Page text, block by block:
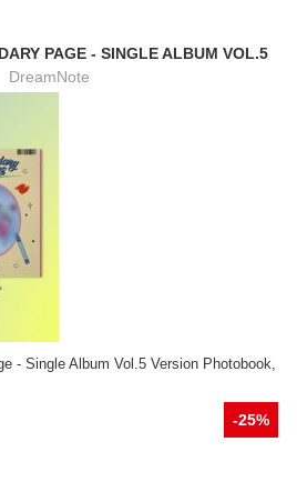
PAGE - SINGLE ALBUM VOL.5
DreamNote
- Single Album Vol.5 Version Photobook,
-25%